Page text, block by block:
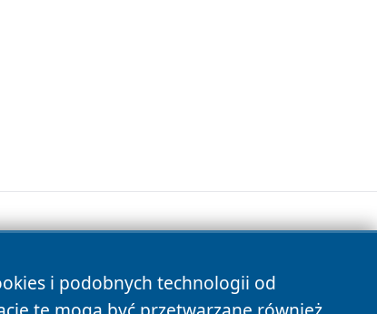
i podobnych technologii od